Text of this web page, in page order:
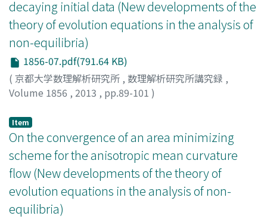
decaying initial data (New developments of the
theory of evolution equations in the analysis of
non-equilibria)
1856-07.pdf(791.64 KB)
( 京都大学数理解析研究所 , 数理解析研究所講究録 ,
Volume 1856 , 2013 , pp.89-101 )
Item
On the convergence of an area minimizing
scheme for the anisotropic mean curvature
flow (New developments of the theory of
evolution equations in the analysis of non-
equilibria)